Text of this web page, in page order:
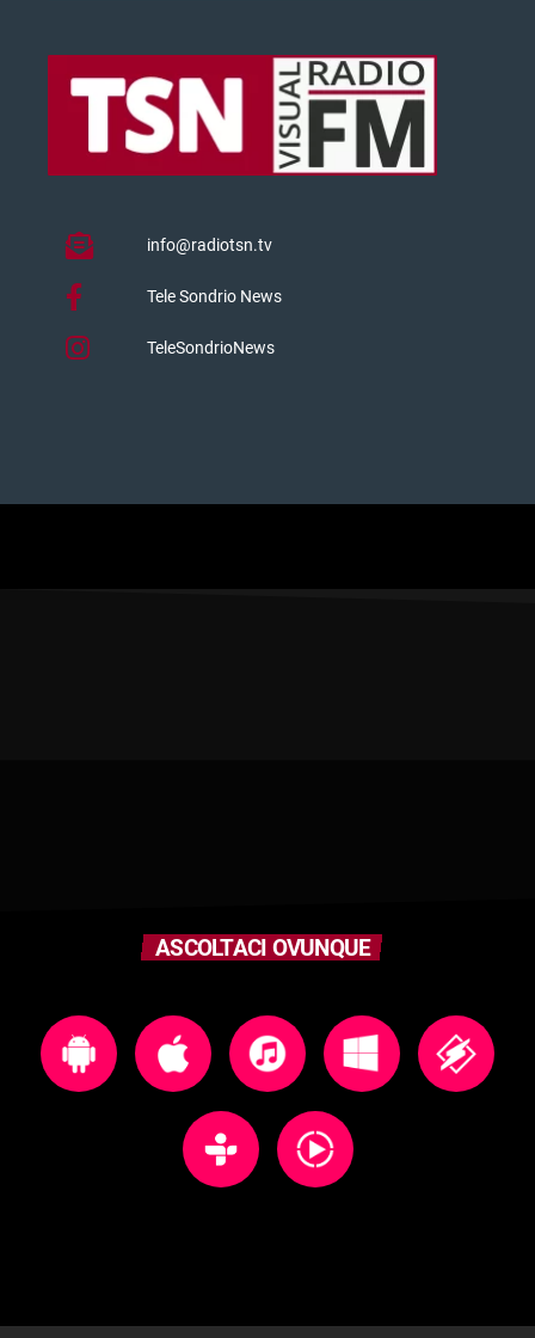
info@radiotsn.tv
Tele Sondrio News
TeleSondrioNews
ASCOLTACI OVUNQUE